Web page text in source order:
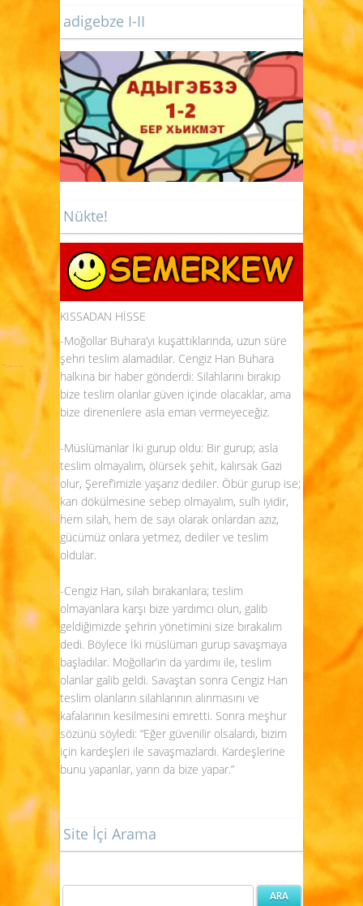
adigebze I-II
Nükte!
KISSADAN HİSSE
-Moğollar Buhara’yı kuşattıklarında, uzun süre
şehri teslim alamadılar. Cengiz Han Buhara
halkına bir haber gönderdi: Silahlarını bırakıp
bize teslim olanlar güven içinde olacaklar, ama
bize direnenlere asla eman vermeyeceğiz.
-Müslümanlar İki gurup oldu: Bir gurup; asla
teslim olmayalım, ölürsek şehit, kalırsak Gazi
olur, Şeref’imizle yaşarız dediler. Öbür gurup ise;
kan dökülmesine sebep olmayalım, sulh iyidir,
hem silah, hem de sayı olarak onlardan azız,
gücümüz onlara yetmez, dediler ve teslim
oldular.
-Cengiz Han, silah bırakanlara; teslim
olmayanlara karşı bize yardımcı olun, galib
geldiğimizde şehrin yönetimini size bırakalım
dedi. Böylece İki müslüman gurup savaşmaya
başladılar. Moğollar’ın da yardımı ile, teslim
olanlar galib geldi. Savaştan sonra Cengiz Han
teslim olanların silahlarının alınmasını ve
kafalarının kesilmesini emretti. Sonra meşhur
sözünü söyledi: “Eğer güvenilir olsalardı, bizim
için kardeşleri ile savaşmazlardı. Kardeşlerine
bunu yapanlar, yarın da bize yapar.”
Site İçi Arama